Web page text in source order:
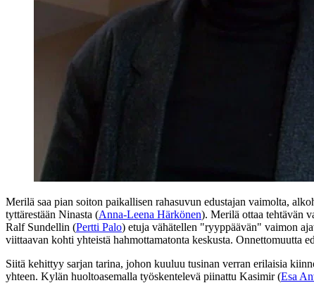
Merilä saa pian soiton paikallisen rahasuvun edustajan vaimolta,
tyttärestään Ninasta (Anna-Leena Härkönen). Merilä ottaa tehtävän
Ralf Sundellin (Pertti Palo) etuja vähätellen "ryyppäävän" vaimon
viittaavan kohti yhteistä hahmottamatonta keskusta. Onnettomuutta
Siitä kehittyy sarjan tarina, johon kuuluu tusinan verran erilaisia
yhteen. Kylän huoltoasemalla työskentelevä piinattu Kasimir (Esa